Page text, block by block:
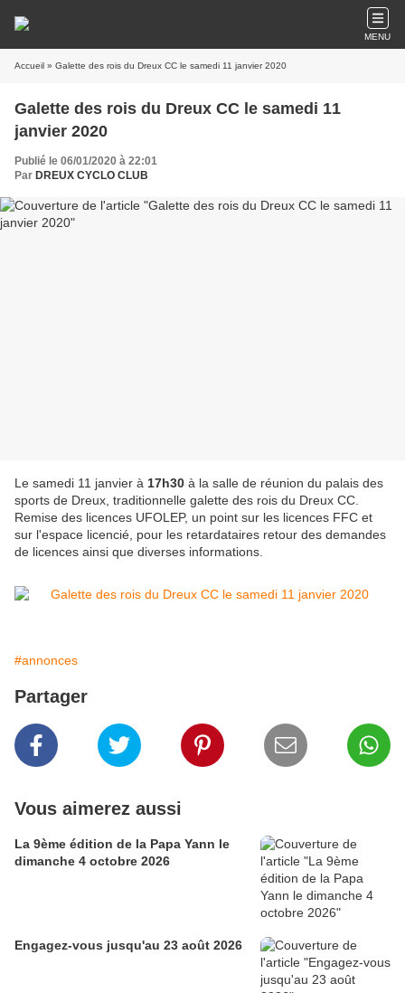
MENU
Accueil » Galette des rois du Dreux CC le samedi 11 janvier 2020
Galette des rois du Dreux CC le samedi 11
janvier 2020
Publié le 06/01/2020 à 22:01
Par DREUX CYCLO CLUB
Le samedi 11 janvier à 17h30 à la salle de réunion du palais des
sports de Dreux, traditionnelle galette des rois du Dreux CC.
Remise des licences UFOLEP, un point sur les licences FFC et
sur l'espace licencié, pour les retardataires retour des demandes
de licences ainsi que diverses informations.
#annonces
Partager
Vous aimerez aussi
La 9ème édition de la Papa Yann le
dimanche 4 octobre 2026
Engagez-vous jusqu'au 23 août 2026